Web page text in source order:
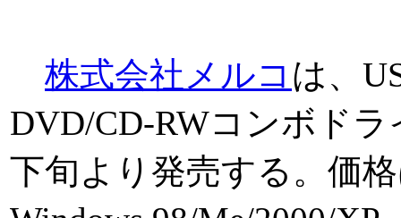
株式会社メルコ は、
DVD/CD-RWコンボドラ
下旬より発売する。価